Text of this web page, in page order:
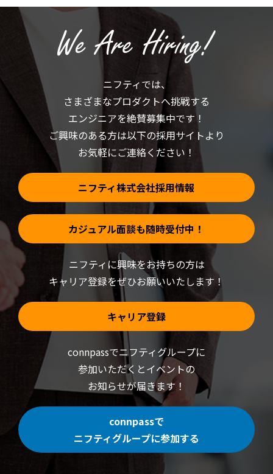
リ
し
い
ウ
ィ
開
き
す)
有
(新
い
ウ
ィ
ン
ま
す)
ニフティでは、
さまざまなプロダクトへ挑戦する
エンジニアを絶賛募集中です！
ご興味のある方は以下の採用サイトより
お気軽にご連絡ください！
ニフティ株式会社採用情報
カジュアル面談も随時受付中！
ニフティに興味をお持ちの方は
キャリア登録をぜひお願いいたします！
キャリア登録
connpassでニフティグループに
参加いただくとイベントの
お知らせが届きます！
connpassで
ニフティグループに参加する